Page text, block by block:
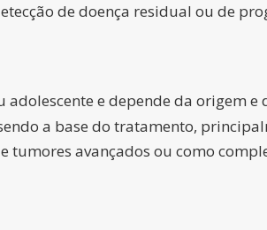
de doença residual ou de
e depende da origem e
a base do tratamento,
tumores avançados ou como